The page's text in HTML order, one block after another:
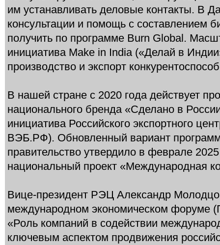
им устанавливать деловые контакты. В
консультации и помощь с составлением
получить по программе Burn Global.
инициатива Make in India («Делай в
производство и экспорт
В нашей стране с 2020 года действует
национального бренда «Сделано в
инициатива Российского экспортного
ВЭБ.РФ). Обновленный вариант
правительство утвердило в феврале
национальный проект «Международная
Вице-президент РЭЦ Александр
международном экономическом
«Роль компаний в содействии
ключевым аспектом продвижения